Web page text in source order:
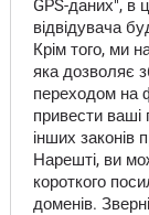
GPS-даних", в
відвідувача
Крім того, ми
яка дозволяє
переходом на
привести ваші
інших законів
Нарешті, ви
короткого
доменів.